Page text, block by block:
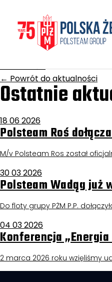
Jelcz
17 grudnia 2025
Aktualności
← Powrót do aktualności
Ostatnie
18 06 2026
Polsteam Roś
M/v Polsteam Ros został
30 03 2026
Polsteam Wadąg już
Do floty grupy PŻM P.P.
04 03 2026
Konferencja
2 marca 2026 roku wzięliśmy